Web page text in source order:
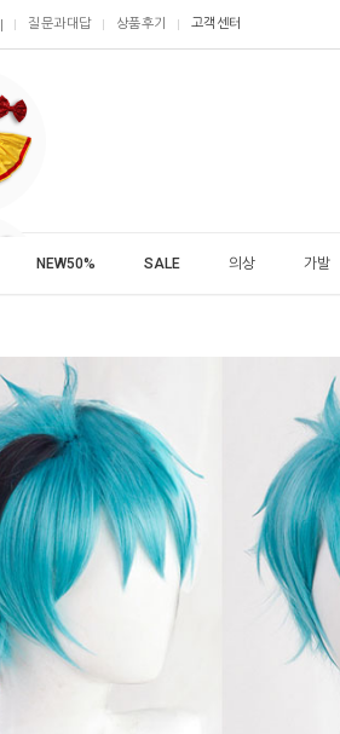
질문과대답 상품후기 고객센터
NEW50% SALE 의상 가발